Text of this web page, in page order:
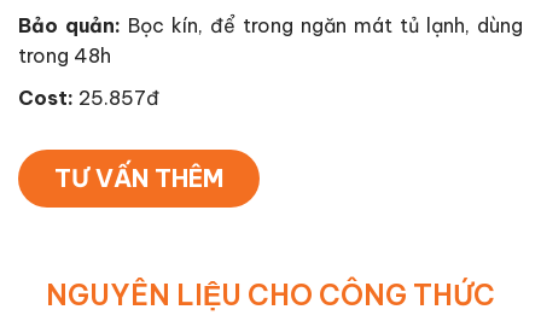
Bảo quản: Bọc kín, để trong ngăn mát tủ lạnh, dùng
trong 48h
Cost: 25.857đ
TƯ VẤN THÊM
NGUYÊN LIỆU CHO CÔNG THỨC